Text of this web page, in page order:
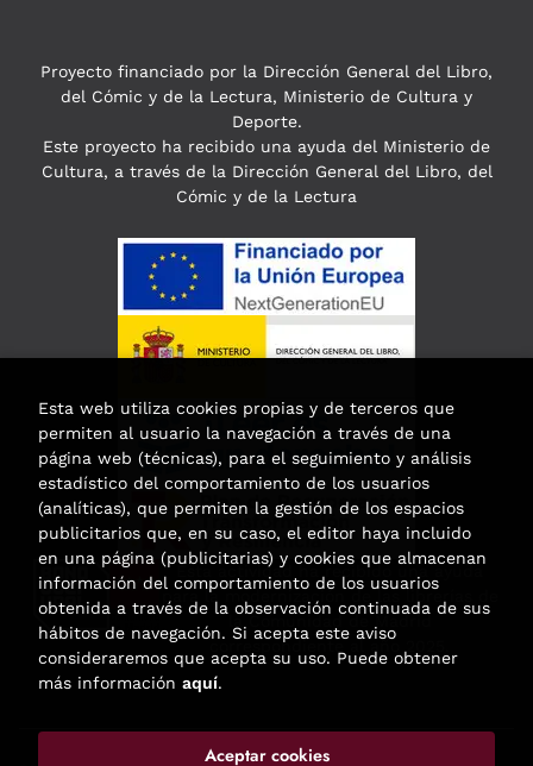
Proyecto financiado por la Dirección General del Libro,
del Cómic y de la Lectura, Ministerio de Cultura y
Deporte.
Este proyecto ha recibido una ayuda del Ministerio de
Cultura, a través de la Dirección General del Libro, del
Cómic y de la Lectura
Esta actividad ha recibido una ayuda
para la modernización de las librerías de
la Comunidad de Madrid
correspondiente al año 2025.
Esta web utiliza cookies propias y de terceros que
permiten al usuario la navegación a través de una
página web (técnicas), para el seguimiento y análisis
estadístico del comportamiento de los usuarios
(analíticas), que permiten la gestión de los espacios
publicitarios que, en su caso, el editor haya incluido
en una página (publicitarias) y cookies que almacenan
información del comportamiento de los usuarios
obtenida a través de la observación continuada de sus
hábitos de navegación. Si acepta este aviso
consideraremos que acepta su uso. Puede obtener
más información aquí.
Aceptar cookies